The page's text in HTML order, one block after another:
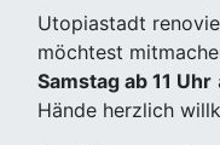
Utopiastadt
möchtest
Samstag ab 11 Uhr
Hände herzlich